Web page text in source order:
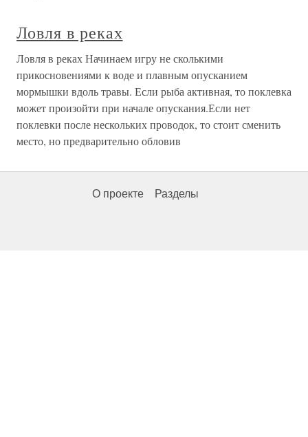
Ловля в реках
Ловля в реках Начинаем игру не сколькими
прикосновениями к воде и плавным опусканием
мормышки вдоль травы. Если рыба активная, то поклевка
может произойти при начале опускания.Если нет
поклевки после нескольких проводок, то стоит сменить
место, но предварительно обловив
О проекте Разделы